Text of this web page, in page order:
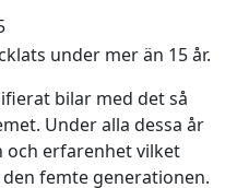
under mer än 15 år.
bilar med det så
Under alla dessa år
och erfarenhet vilket
femte generationen.